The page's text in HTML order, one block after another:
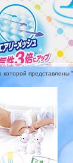
представлены